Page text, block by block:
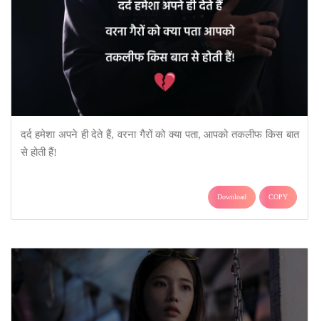
दर्द हमेशा अपने ही देते हैं, वरना गैरों को क्या पता, आपको तकलीफ किस बात
से होती हैं!
Download COPY